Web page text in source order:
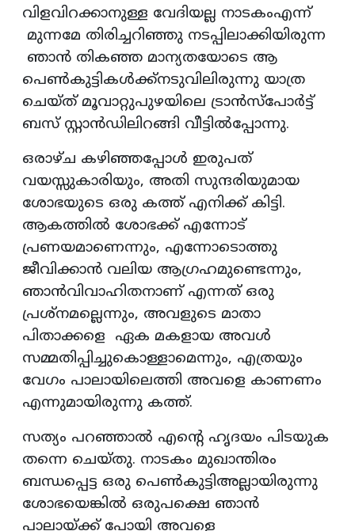
വിളവിറക്കാനുള്ള വേദിയല്ല നാടകംഎന്ന്
മുന്നമേ തിരിച്ചറിഞ്ഞു നടപ്പിലാക്കിയിരുന്ന
ഞാൻ തികഞ്ഞ മാന്യതയോടെ ആ
പെൺകുട്ടികൾക്ക്നടുവിലിരുന്നു യാത്ര
ചെയ്‌ത്‌ മൂവാറ്റുപുഴയിലെ ട്രാൻസ്‌പോർട്ട്
ബസ് സ്റ്റാൻഡിലിറങ്ങി വീട്ടിൽപ്പോന്നു.
ഒരാഴ്ച കഴിഞ്ഞപ്പോൾ ഇരുപത്
വയസ്സുകാരിയും, അതി സുന്ദരിയുമായ
ശോഭയുടെ ഒരു കത്ത് എനിക്ക് കിട്ടി.
ആകത്തിൽ ശോഭക്ക് എന്നോട്
പ്രണയമാണെന്നും, എന്നോടൊത്തു
ജീവിക്കാൻ വലിയ ആഗ്രഹമുണ്ടെന്നും,
ഞാൻവിവാഹിതനാണ് എന്നത് ഒരു
പ്രശ്‌നമല്ലെന്നും, അവളുടെ മാതാ
പിതാക്കളെ ഏക മകളായ അവൾ
സമ്മതിപ്പിച്ചുകൊള്ളാമെന്നും, എത്രയും
വേഗം പാലായിലെത്തി അവളെ കാണണം
എന്നുമായിരുന്നു കത്ത്.
സത്യം പറഞ്ഞാൽ എന്റെ ഹൃദയം പിടയുക
തന്നെ ചെയ്തു. നാടകം മുഖാന്തിരം
ബന്ധപ്പെട്ട ഒരു പെൺകുട്ടിഅല്ലായിരുന്നു
ശോഭയെങ്കിൽ ഒരുപക്ഷെ ഞാൻ
പാലായ്‌ക്ക്‌ പോയി അവളെ